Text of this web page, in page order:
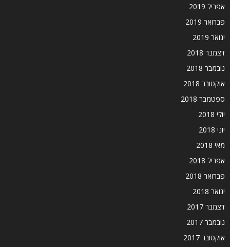
אפריל 2019
פברואר 2019
ינואר 2019
דצמבר 2018
נובמבר 2018
אוקטובר 2018
ספטמבר 2018
יולי 2018
יוני 2018
מאי 2018
אפריל 2018
פברואר 2018
ינואר 2018
דצמבר 2017
נובמבר 2017
אוקטובר 2017